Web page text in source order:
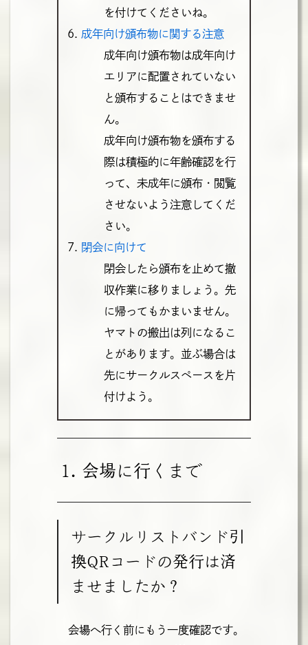
を付けてくださいね。
成年向け頒布物に関する注意
成年向け頒布物は成年向け
エリアに配置されていない
と頒布することはできませ
ん。
成年向け頒布物を頒布する
際は積極的に年齢確認を行
って、未成年に頒布・閲覧
させないよう注意してくだ
さい。
閉会に向けて
閉会したら頒布を止めて撤
収作業に移りましょう。先
に帰ってもかまいません。
ヤマトの搬出は列になるこ
とがあります。並ぶ場合は
先にサークルスペースを片
付けよう。
1. 会場に行くまで
サークルリストバンド引
換QRコードの発行は済
ませましたか？
会場へ行く前にもう一度確認です。